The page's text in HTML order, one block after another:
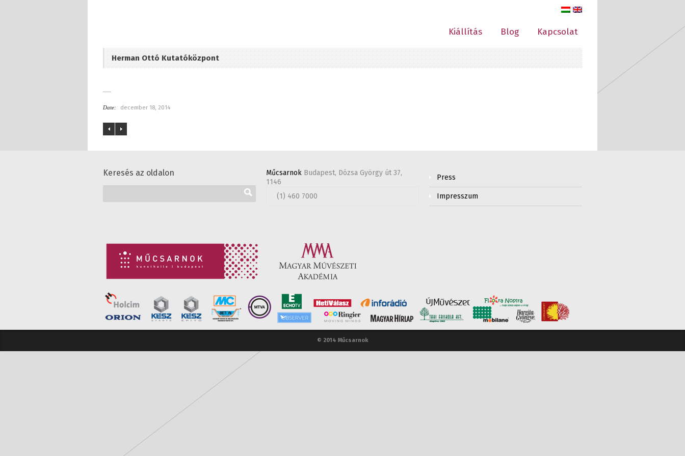
Kiállítás Blog Kapcsolat
Herman Ottó Kutatóközpont
Date: december 18, 2014
Keresés az oldalon Műcsarnok Budapest, Dózsa György út 37,
1146
(1) 460 7000
Press
Impresszum
© 2014 Műcsarnok